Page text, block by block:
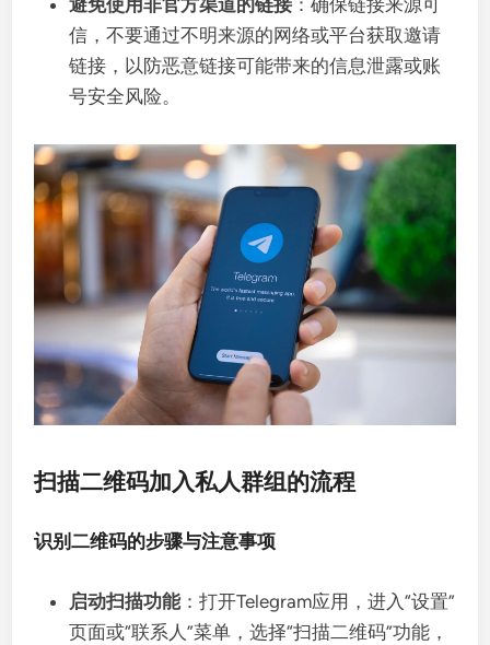
避免使用非官方渠道的链接 ：确保链接来源可
信，不要通过不明来源的网络或平台获取邀请
链接，以防恶意链接可能带来的信息泄露或账
号安全风险。
扫描二维码加入私人群组的流程
识别二维码的步骤与注意事项
启动扫描功能：打开Telegram应用，进入“设置”
页面或“联系人”菜单，选择“扫描二维码”功能，